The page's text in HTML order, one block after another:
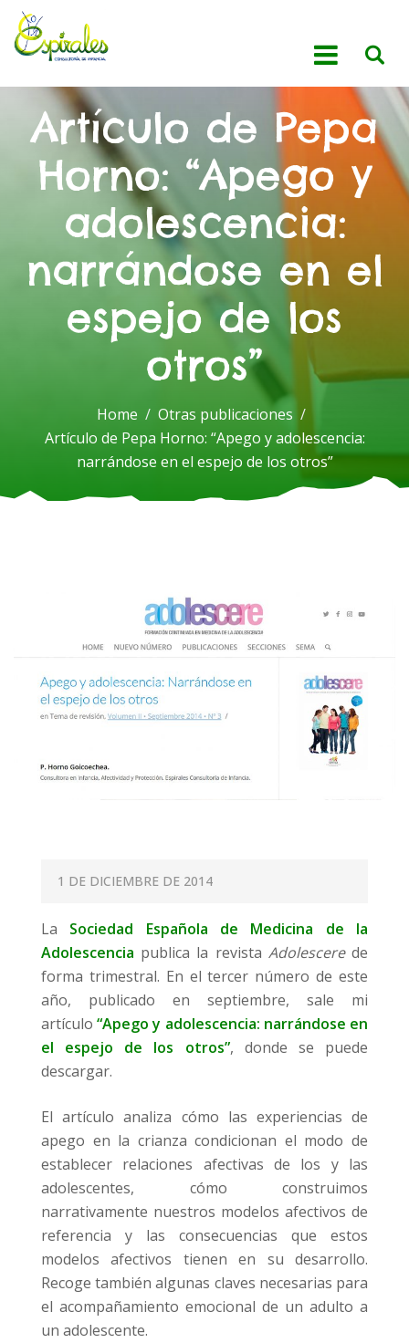
Artículo de Pepa
Horno: “Apego y
adolescencia:
narrándose en el
espejo de los
otros”
Home
Otras publicaciones
Artículo de Pepa Horno: “Apego y adolescencia:
narrándose en el espejo de los otros”
P
T
E
D
O
1 DE DICIEMBRE DE 2014
La Sociedad Española de Medicina de la
Adolescencia publica la revista Adolescerede
forma trimestral. En el tercer número de este
año, publicado en septiembre, sale mi
artículo“Apego y adolescencia: narrándose en
el espejo de los otros”, donde se puede
descargar.
El artículo analiza cómo las experiencias de
apego en la crianza condicionan el modo de
establecer relaciones afectivas de los y las
adolescentes, cómo construimos
narrativamente nuestros modelos afectivos de
referencia y las consecuencias que estos
modelos afectivos tienen en su desarrollo.
Recoge también algunas claves necesarias para
el acompañamiento emocional de un adulto a
un adolescente.